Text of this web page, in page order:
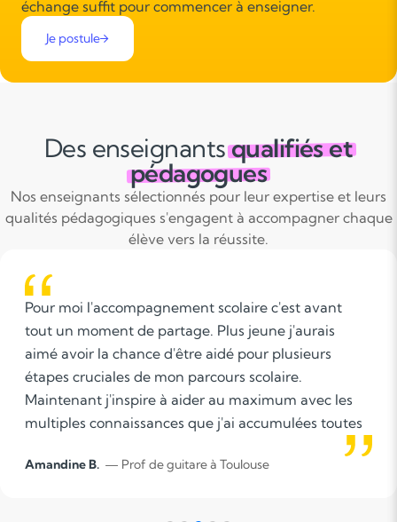
échange suffit pour commencer à enseigner.
Je postule
Des enseignantsqualifiés et
pédagogues
Nos enseignants sélectionnés pour leur expertise et leurs
qualités pédagogiques s'engagent à accompagner chaque
élève vers la réussite.
Pour moi l'accompagnement scolaire c'est avant
tout un moment de partage. Plus jeune j'aurais
aimé avoir la chance d'être aidé pour plusieurs
étapes cruciales de mon parcours scolaire.
Maintenant j'inspire à aider au maximum avec les
multiples connaissances que j'ai accumulées toutes
ces années et tout simplement apprendre à aimer
apprendre.
Amandine B. — Prof de guitare à Toulouse